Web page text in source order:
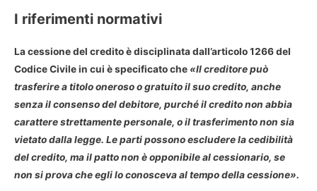
I riferimenti normativi
Lacessione del creditoè disciplinata dall’articolo 1266 del
Codice Civile in cui è specificato che «Il creditore può
trasferire a titolo oneroso o gratuito il suo credito, anche
senza il consenso del debitore, purché il credito non abbia
carattere strettamente personale, o il trasferimento non sia
vietato dalla legge. Le parti possono escludere la cedibilità
del credito, ma il patto non è opponibile al cessionario, se
non si prova che egli lo conosceva al tempo della cessione».